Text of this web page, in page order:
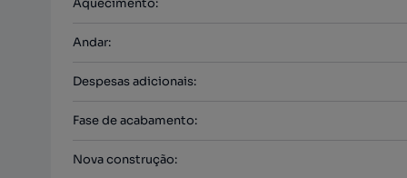
Aquecimento:
Andar:
Despesas adicionais:
Fase de acabamento:
Nova construção: